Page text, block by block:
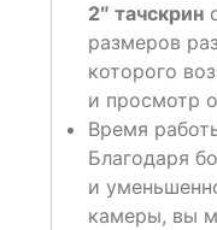
2″ тачскрин
размеров
которого
и просмотр
Время
Благодаря
и
камеры, вы